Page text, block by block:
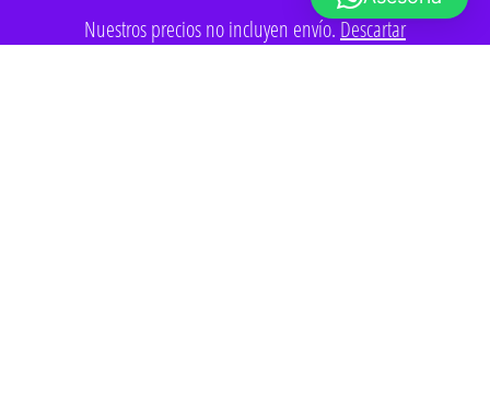
Nuestros precios no incluyen envío. Descartar